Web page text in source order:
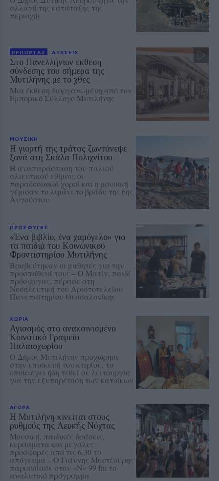
αλλαγή της κατάταξης της
περιοχής
ΡΕΠΟΡΤΑΖ ΔΡΑΣΕΙΣ
Στο Πανελλήνιον έκθεση
σύνδεσης του σήμερα της
Μυτιλήνης με το χθες
Μια έκθεση διοργανωμένη από τον
Εμπορικό Σύλλογο Μυτιλήνης
ΜΟΥΣΙΚΗ
Η γιορτή της τράτας ζωντάνεψε
ξανά στη Σκάλα Πολιχνίτου
Η αναπαράσταση του παλιού
αλιευτικού εθίμου, οι
παραδοσιακοί χοροί και η μουσική
γέμισαν το λιμάνι το βράδυ της 6ης
Αυγούστου
ΠΡΟΣΦΥΓΕΣ
«Ένα βιβλίο, ένα χαμόγελο» για
τα παιδιά του Κοινωνικού
Φροντιστηρίου Μυτιλήνης
Βραβεύτηκαν οι μαθητές για την
προσπάθειά τους – Ο Ματίν, παιδί
πρόσφυγας, πέρασε στη
Νοσηλευτική του Αριστοτελείου
Πανεπιστημίου Θεσσαλονίκης
ΧΩΡΙΑ
Αγιασμός στο ανακαινισμένο
Κοινοτικό Γραφείο
Παλαιοχωρίου
Ο Δήμος Μυτιλήνης προχώρησε
στην επισκευή του κτιρίου, το
οποίο έχει ήδη τεθεί σε λειτουργία
για την εξυπηρέτηση των κατοίκων
ΑΓΟΡΑ
Η Μυτιλήνη κινείται στους
ρυθμούς της Λευκής Νύχτας
Μουσική, παιδικές δράσεις,
κεράσματα και μεγάλες
προσφορές από τις 6.30 το
απόγευμα – Ο Γιάννης Μουτζούρης
παρουσίασε στον «Ν» 99 fm το
αναλυτικό πρόγραμμα